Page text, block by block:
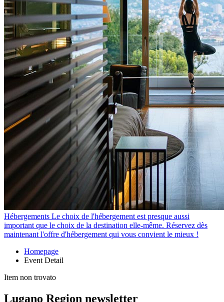
Hébergements Le choix de l'hébergement est presque aussi
important que le choix de la destination elle-même. Réservez dès
maintenant l'offre d'hébergement qui vous convient le mieux !
Homepage
Event Detail
Item non trovato
Lugano Region newsletter